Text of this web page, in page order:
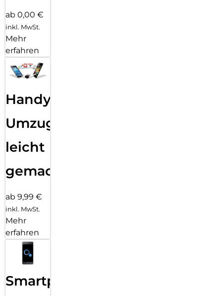
ab 0,00 €
inkl. MwSt.
Mehr
erfahren
Handy
Umzug
leicht
gemacht!
ab 9,99 €
inkl. MwSt.
Mehr
erfahren
Smartphone